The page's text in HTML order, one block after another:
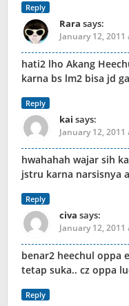
Reply
Rara says:
January 12, 2011
hati2 lho Akang
karna bs lm2 bisa jd
Reply
kai says:
January 12, 2011
hwahahah wajar sih
jstru karna narsisnya
Reply
civa says:
January 12, 2011
benar2 heechul oppa
tetap suka.. cz oppa
Reply